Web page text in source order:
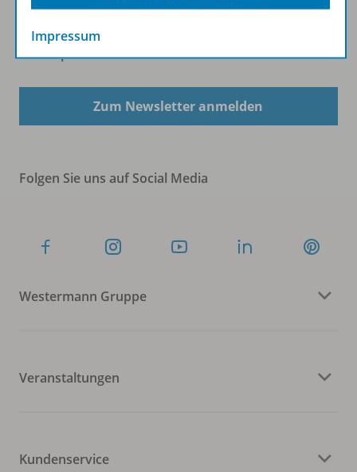
Sofort profitieren
Zum Newsletter anmelden
Folgen Sie uns auf Social Media
Westermann Gruppe
Veranstaltungen
Kundenservice
Impressum